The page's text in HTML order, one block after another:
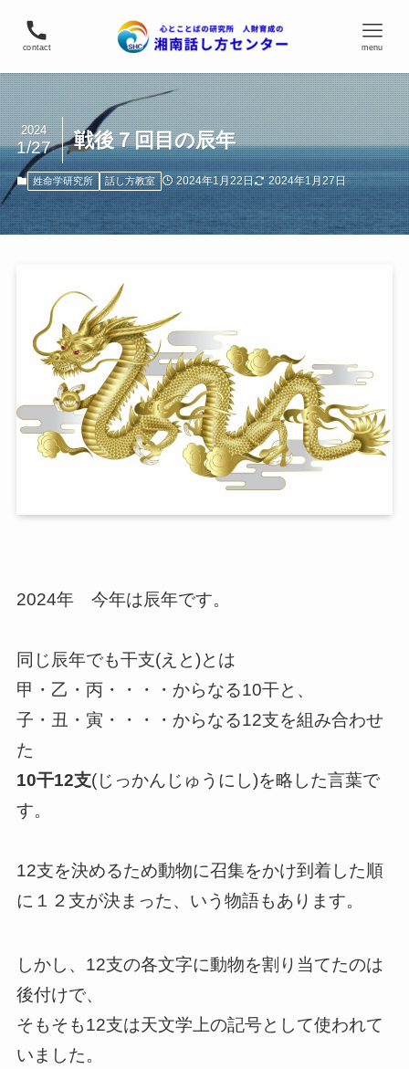
contact menu
戦後７回目の辰年
2024
1/27
姓命学研究所 話し方教室 2024年1月22日 2024年1月27日
2024年 今年は辰年です。
同じ辰年でも干支(えと)とは
甲・乙・丙・・・・からなる10干と、
子・丑・寅・・・・からなる12支を組み合わせ
た
10干12支(じっかんじゅうにし)を略した言葉で
す。
12支を決めるため動物に召集をかけ到着した順
に１２支が決まった、いう物語もあります。
しかし、12支の各文字に動物を割り当てたのは
後付けで、
そもそも12支は天文学上の記号として使われて
いました。